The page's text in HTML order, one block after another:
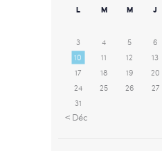
L M M J
3 4 5 6
10
11 12 13
17
18 19 20
24
25 26 27
31
« Déc